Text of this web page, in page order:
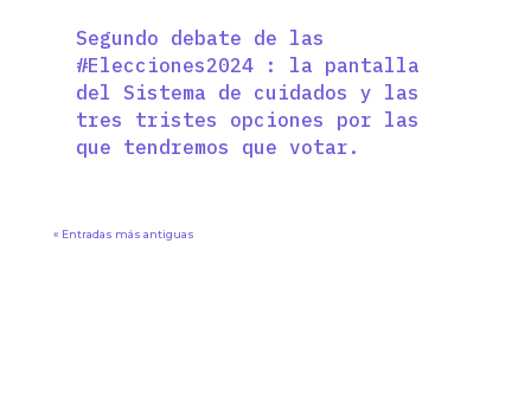
Segundo debate de las
#Elecciones2024 : la pantalla
del Sistema de cuidados y las
tres tristes opciones por las
que tendremos que votar.
« Entradas más antiguas